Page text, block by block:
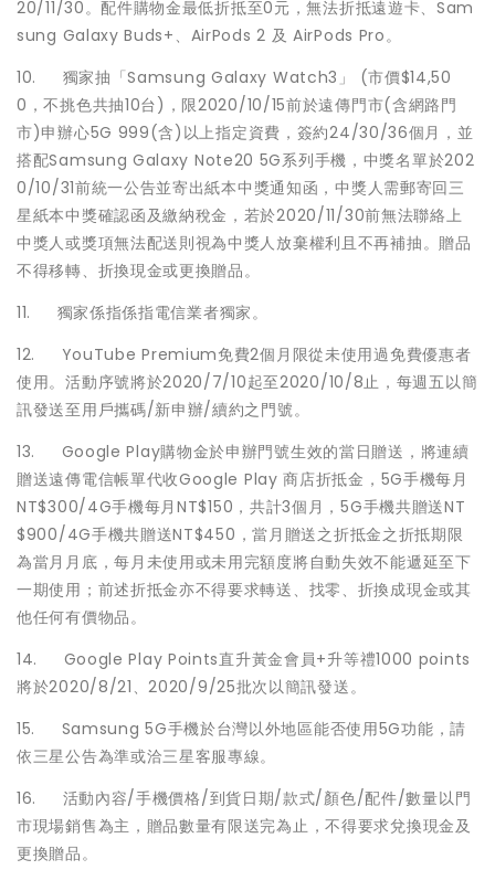
20/11/30。配件購物金最低折抵至0元，無法折抵遠遊卡、Sam
sung Galaxy Buds+、AirPods 2 及 AirPods Pro。
10. 獨家抽「Samsung Galaxy Watch3」 (市價$14,50
0，不挑色共抽10台)，限2020/10/15前於遠傳門市(含網路門
市)申辦心5G 999(含)以上指定資費，簽約24/30/36個月，並
搭配Samsung Galaxy Note20 5G系列手機，中獎名單於202
0/10/31前統一公告並寄出紙本中獎通知函，中獎人需郵寄回三
星紙本中獎確認函及繳納稅金，若於2020/11/30前無法聯絡上
中獎人或獎項無法配送則視為中獎人放棄權利且不再補抽。贈品
不得移轉、折換現金或更換贈品。
11. 獨家係指係指電信業者獨家。
12. YouTube Premium免費2個月限從未使用過免費優惠者
使用。活動序號將於2020/7/10起至2020/10/8止，每週五以簡
訊發送至用戶攜碼/新申辦/續約之門號。
13. Google Play購物金於申辦門號生效的當日贈送，將連續
贈送遠傳電信帳單代收Google Play 商店折抵金，5G手機每月
NT$300/4G手機每月NT$150，共計3個月，5G手機共贈送NT
$900/4G手機共贈送NT$450，當月贈送之折抵金之折抵期限
為當月月底，每月未使用或未用完額度將自動失效不能遞延至下
一期使用；前述折抵金亦不得要求轉送、找零、折換成現金或其
他任何有價物品。
14. Google Play Points直升黃金會員+升等禮1000 points
將於2020/8/21、2020/9/25批次以簡訊發送。
15. Samsung 5G手機於台灣以外地區能否使用5G功能，請
依三星公告為準或洽三星客服專線。
16. 活動內容/手機價格/到貨日期/款式/顏色/配件/數量以門
市現場銷售為主，贈品數量有限送完為止，不得要求兌換現金及
更換贈品。